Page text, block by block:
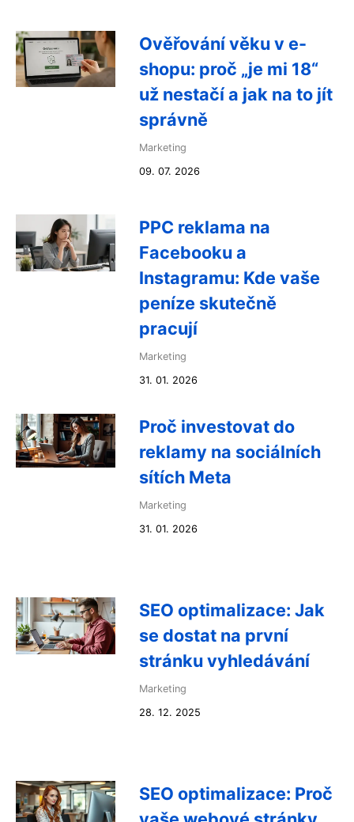
Ověřování věku v e-
shopu: proč „je mi 18“
už nestačí a jak na to jít
správně
Marketing
09. 07. 2026
PPC reklama na
Facebooku a
Instagramu: Kde vaše
peníze skutečně
pracují
Marketing
31. 01. 2026
Proč investovat do
reklamy na sociálních
sítích Meta
Marketing
31. 01. 2026
SEO optimalizace: Jak
se dostat na první
stránku vyhledávání
Marketing
28. 12. 2025
SEO optimalizace: Proč